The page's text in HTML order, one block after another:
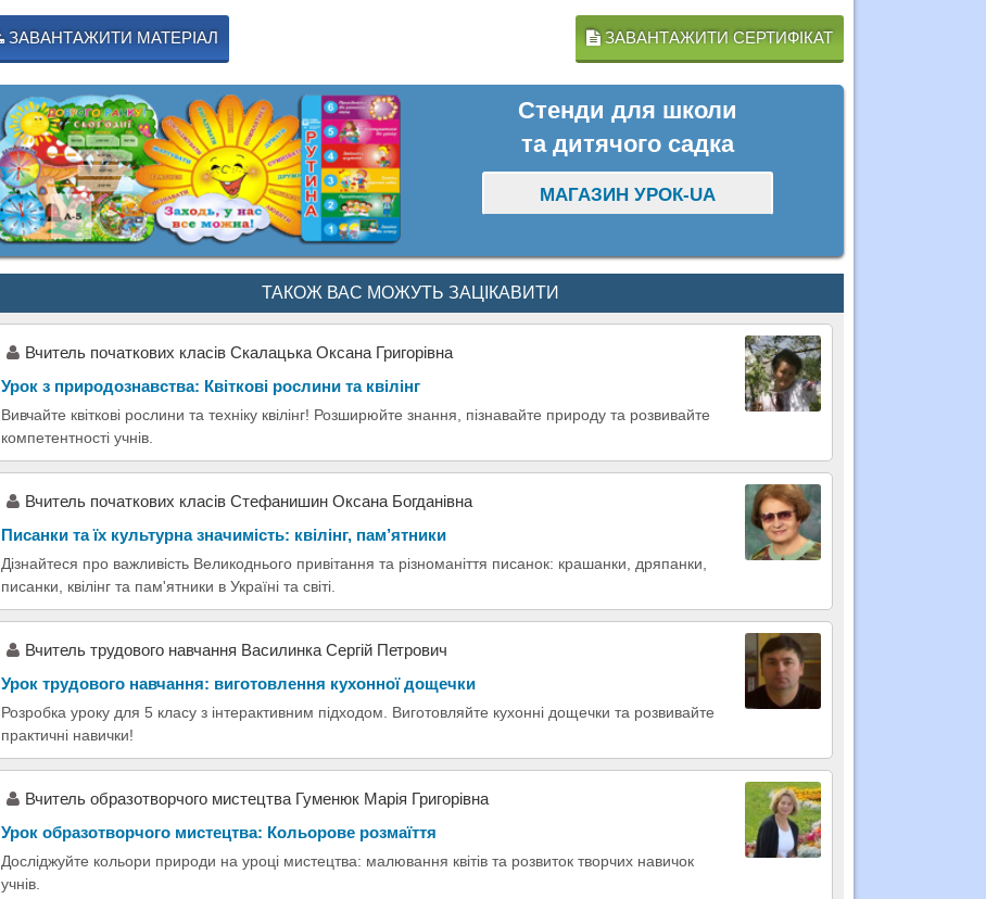
ЗАВАНТАЖИТИ МАТЕРІАЛ ЗАВАНТАЖИТИ СЕРТИФІКАТ
Стенди для школи
та дитячого садка
МАГАЗИН УРОК-UA
ТАКОЖ ВАС МОЖУТЬ ЗАЦІКАВИТИ
Вчитель початкових класів Скалацька Оксана Григорівна
Урок з природознавства: Квіткові рослини та квілінг
Вивчайте квіткові рослини та техніку квілінг! Розширюйте знання, пізнавайте природу та розвивайте
компетентності учнів.
Вчитель початкових класів Стефанишин Оксана Богданівна
Писанки та їх культурна значимість: квілінг, пам’ятники
Дізнайтеся про важливість Великоднього привітання та різноманіття писанок: крашанки, дряпанки,
писанки, квілінг та пам'ятники в Україні та світі.
Вчитель трудового навчання Василинка Сергій Петрович
Урок трудового навчання: виготовлення кухонної дощечки
Розробка уроку для 5 класу з інтерактивним підходом. Виготовляйте кухонні дощечки та розвивайте
практичні навички!
Вчитель образотворчого мистецтва Гуменюк Марія Григорівна
Урок образотворчого мистецтва: Кольорове розмаїття
Досліджуйте кольори природи на уроці мистецтва: малювання квітів та розвиток творчих навичок
учнів.